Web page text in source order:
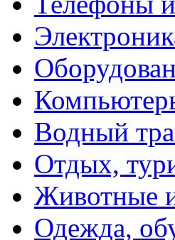
Водный
Отдых,
Животные
Одежда,